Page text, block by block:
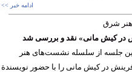
ادامه خبر >>
شرق
كيش مانی» نقد و بررسی شد
از سلسله نشست‌های هنر
در كيش مانی را با حضور نویسندة